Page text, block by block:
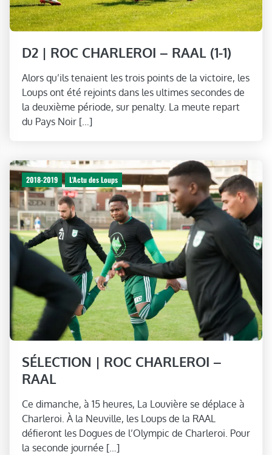
D2 | ROC CHARLEROI – RAAL (1-1)
Alors qu’ils tenaient les trois points de la victoire, les
Loups ont été rejoints dans les ultimes secondes de
la deuxième période, sur penalty. La meute repart
du Pays Noir […]
2018-2019 L'Actu des Loups
SÉLECTION | ROC CHARLEROI –
RAAL
Ce dimanche, à 15 heures, La Louvière se déplace à
Charleroi. À la Neuville, les Loups de la RAAL
défieront les Dogues de l’Olympic de Charleroi. Pour
la seconde journée […]